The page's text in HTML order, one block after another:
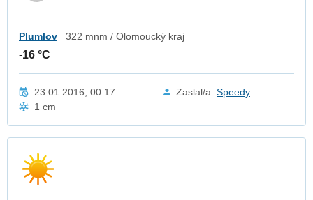
Plumlov 322 mnm / Olomoucký kraj
-16 °C
23.01.2016, 00:17 Zaslal/a: Speedy
1 cm